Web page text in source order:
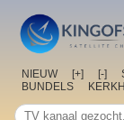
NIEUW [+] [-]
BUNDELS